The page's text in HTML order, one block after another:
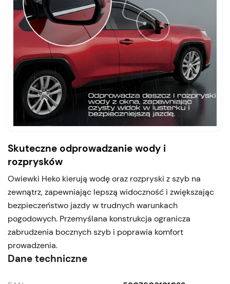
Skuteczne odprowadzanie wody i
rozprysków
Owiewki Heko kierują wodę oraz rozpryski z szyb na
zewnątrz, zapewniając lepszą widoczność i zwiększając
bezpieczeństwo jazdy w trudnych warunkach
pogodowych. Przemyślana konstrukcja ogranicza
zabrudzenia bocznych szyb i poprawia komfort
prowadzenia.
Dane techniczne